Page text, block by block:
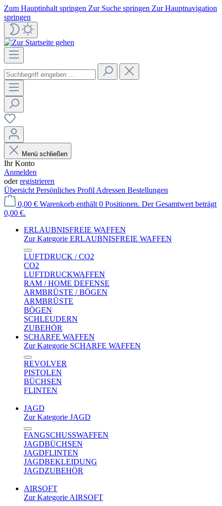
Zum Hauptinhalt springen Zur Suche springen Zur Hauptnavigation
springen
Menü schließen
Ihr Konto
Anmelden
oderregistrieren
Übersicht Persönliches Profil Adressen Bestellungen
0,00 € Warenkorb enthält 0 Positionen. Der Gesamtwert beträgt
0,00 €.
ERLAUBNISFREIE WAFFEN
Zur Kategorie ERLAUBNISFREIE WAFFEN
LUFTDRUCK / CO2
CO2
LUFTDRUCKWAFFEN
RAM / HOME DEFENSE
ARMBRÜSTE / BÖGEN
ARMBRÜSTE
BÖGEN
SCHLEUDERN
ZUBEHÖR
SCHARFE WAFFEN
Zur Kategorie SCHARFE WAFFEN
REVOLVER
PISTOLEN
BÜCHSEN
FLINTEN
JAGD
Zur Kategorie JAGD
FANGSCHUSSWAFFEN
JAGDBÜCHSEN
JAGDFLINTEN
JAGDBEKLEIDUNG
JAGDZUBEHÖR
AIRSOFT
Zur Kategorie AIRSOFT